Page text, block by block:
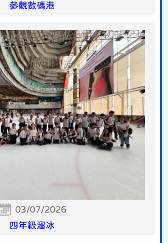
參觀數碼港
03/07/2026
四年級溜冰